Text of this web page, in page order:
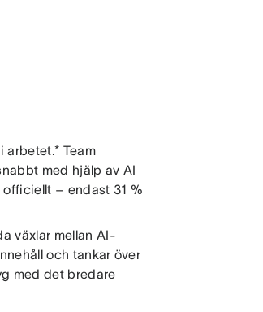
arbetet.* Team
med hjälp av AI
– endast 31 %
växlar mellan AI-
och tankar över
med det bredare